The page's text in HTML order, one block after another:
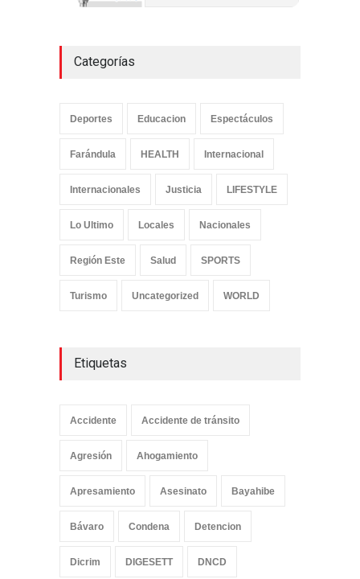
Categorías
Deportes Educacion Espectáculos
Farándula HEALTH Internacional
Internacionales Justicia LIFESTYLE
Lo Ultimo Locales Nacionales
Región Este Salud SPORTS
Turismo Uncategorized WORLD
Etiquetas
Accidente Accidente de tránsito
Agresión Ahogamiento
Apresamiento Asesinato Bayahibe
Bávaro Condena Detencion
Dicrim DIGESETT DNCD